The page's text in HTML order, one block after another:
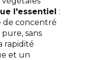
l'essentiel :
de concentré
sans
rapidité
et un